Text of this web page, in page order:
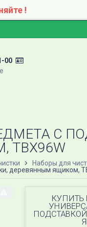
!
00
С
Наборы для
деревянным ящиком,
КУПИТЬ